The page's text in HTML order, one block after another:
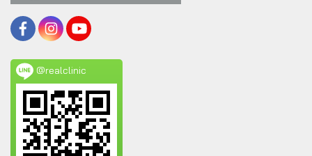
@realclinic